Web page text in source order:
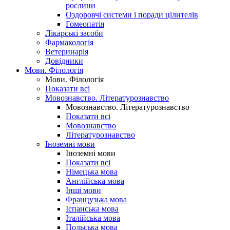
рослини
Оздоровчі системи і поради цілителів
Гомеопатія
Лікарські засоби
Фармакологія
Ветеринарія
Довідники
Мови. Філологія
Мови. Філологія
Показати всі
Мовознавство. Літературознавство
Мовознавство. Літературознавство
Показати всі
Мовознавство
Літературознавство
Іноземні мови
Іноземні мови
Показати всі
Німецька мова
Англійська мова
Інші мови
Французька мова
Іспанська мова
Італійська мова
Польська мова